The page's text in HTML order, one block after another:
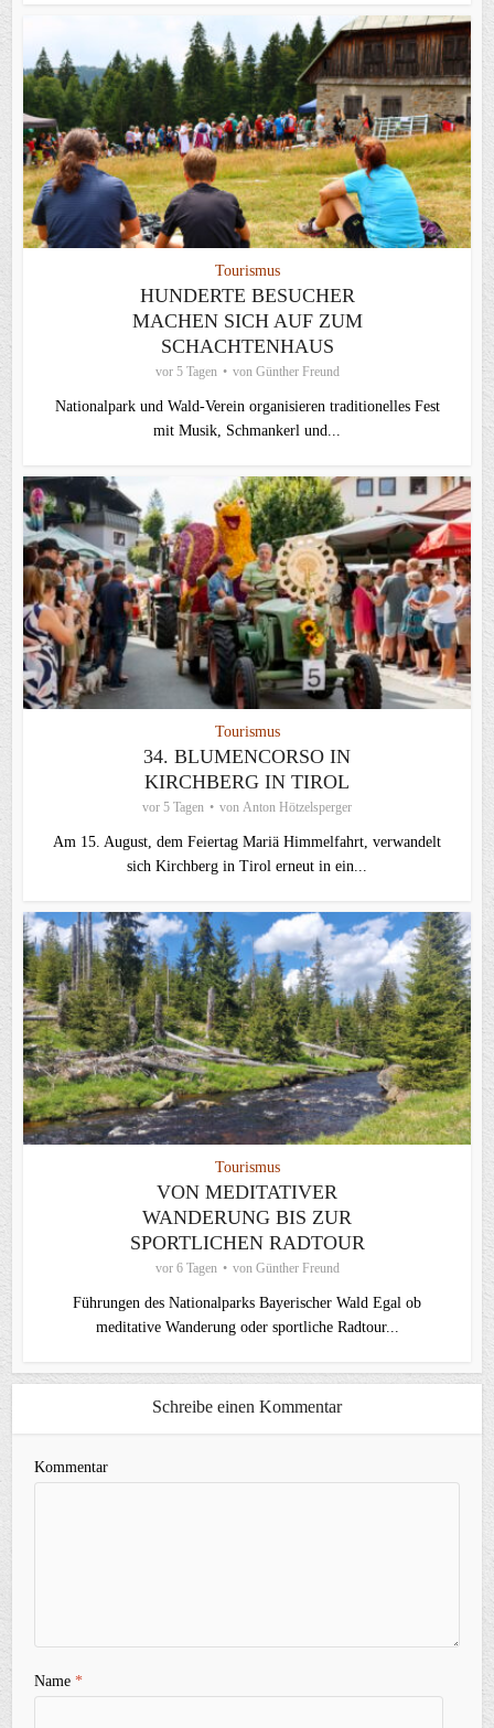
Tourismus
HUNDERTE BESUCHER
MACHEN SICH AUF ZUM
SCHACHTENHAUS
vor 5 Tagen von Günther Freund
Nationalpark und Wald-Verein organisieren traditionelles Fest
mit Musik, Schmankerl und...
Tourismus
34. BLUMENCORSO IN
KIRCHBERG IN TIROL
vor 5 Tagen von Anton Hötzelsperger
Am 15. August, dem Feiertag Mariä Himmelfahrt, verwandelt
sich Kirchberg in Tirol erneut in ein...
Tourismus
VON MEDITATIVER
WANDERUNG BIS ZUR
SPORTLICHEN RADTOUR
vor 6 Tagen von Günther Freund
Führungen des Nationalparks Bayerischer Wald Egal ob
meditative Wanderung oder sportliche Radtour...
Schreibe einen Kommentar
Kommentar
Name*